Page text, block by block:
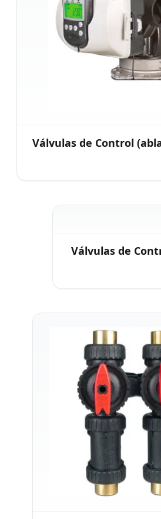
Válvulas de Control
Válvulas de